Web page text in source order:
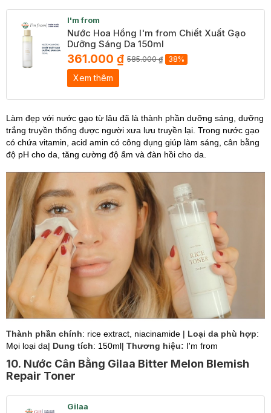
I'm from
Nước Hoa Hồng I'm from Chiết Xuất Gạo
Dưỡng Sáng Da 150ml
361.000 ₫ 585.000 ₫ 38%
Xem thêm
Làm đẹp với nước gạo từ lâu đã là thành phần dưỡng sáng, dưỡng
trắng truyền thống được người xưa lưu truyền lại. Trong nước gạo
có chứa vitamin, acid amin có công dụng giúp làm sáng, cân bằng
độ pH cho da, tăng cường độ ẩm và đàn hồi cho da.
Thành phần chính: rice extract, niacinamide | Loại da phù hợp:
Mọi loại da| Dung tích: 150ml| Thương hiệu: I'm from
10. Nước Cân Bằng Gilaa Bitter Melon Blemish
Repair Toner
Gilaa